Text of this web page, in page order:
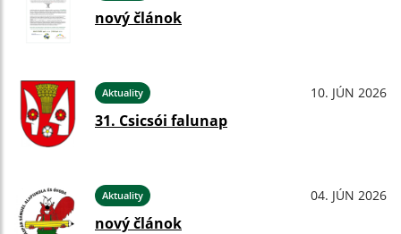
nový článok
Aktuality 10. JÚN 2026
31. Csicsói falunap
Aktuality 04. JÚN 2026
nový článok